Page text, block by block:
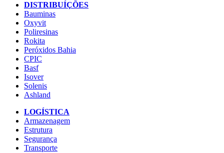
DISTRIBUÍÇÕES
Bauminas
Oxyvit
Poliresinas
Rokita
Peróxidos Bahia
CPIC
Basf
Isover
Solenis
Ashland
LOGÍSTICA
Armazenagem
Estrutura
Segurança
Transporte